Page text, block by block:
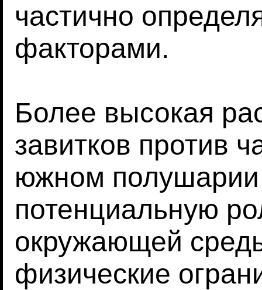
частично
факторами.
Более высокая
завитков против
южном полушарии
потенциальную
окружающей
физические